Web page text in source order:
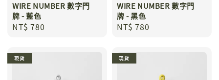
WIRE NUMBER 數字門
牌 - 藍色
Regular
NT$ 780
WIRE NUMBER 數字門
牌 - 黑色
Regular
NT$ 780
現貨 現貨